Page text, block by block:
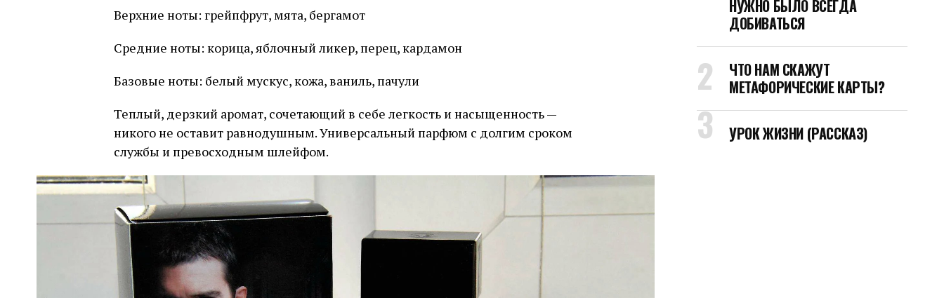
Верхние ноты: грейпфрут, мята, бергамот
Средние ноты: корица, яблочный ликер, перец, кардамон
Базовые ноты: белый мускус, кожа, ваниль, пачули
Теплый, дерзкий аромат, сочетающий в себе легкость и насыщенность —
никого не оставит равнодушным. Универсальный парфюм с долгим сроком
службы и превосходным шлейфом.
НУЖНО БЫЛО ВСЕГДА
ДОБИВАТЬСЯ
ЧТО НАМ СКАЖУТ
МЕТАФОРИЧЕСКИЕ КАРТЫ?
УРОК ЖИЗНИ (РАССКАЗ)